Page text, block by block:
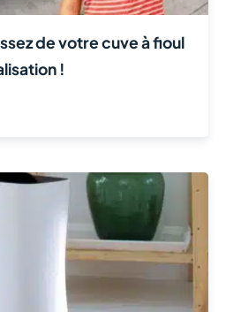
de votre cuve à fioul
!